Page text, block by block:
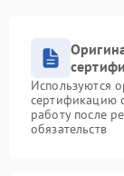
Используются
сертификацию
работу после
обязательств